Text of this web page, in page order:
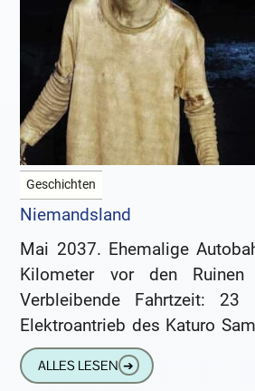
Geschichten
Niemandsland
Mai 2037. Ehemalige
Kilometer vor den Ruinen
Verbleibende Fahrtzeit: 23
Elektroantrieb des Katuro
beruhigend und
gepanzerten Wagen
ALLES LESEN ➔